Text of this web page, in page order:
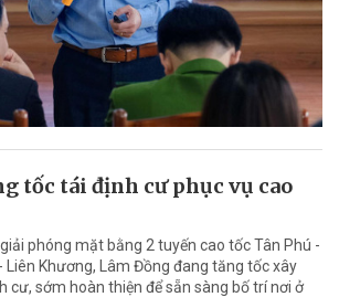
tốc tái định cư phục vụ cao
phóng mặt bằng 2 tuyến cao tốc Tân Phú -
Liên Khương, Lâm Đồng đang tăng tốc xây
cư, sớm hoàn thiện để sẵn sàng bố trí nơi ở